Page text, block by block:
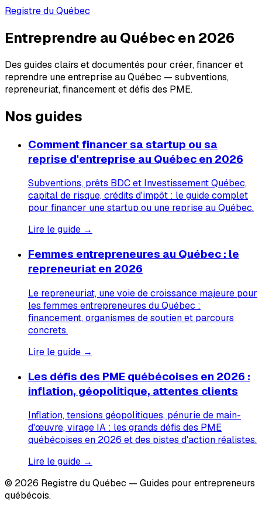
Registre du Québec
Entreprendre au Québec en 2026
Des guides clairs et documentés pour créer, financer et
reprendre une entreprise au Québec — subventions,
repreneuriat, financement et défis des PME.
Nos guides
Comment financer sa startup ou sa
reprise d'entreprise au Québec en 2026
Subventions, prêts BDC et Investissement Québec,
capital de risque, crédits d'impôt : le guide complet
pour financer une startup ou une reprise au Québec.
Lire le guide →
Femmes entrepreneures au Québec : le
repreneuriat en 2026
Le repreneuriat, une voie de croissance majeure pour
les femmes entrepreneures du Québec :
financement, organismes de soutien et parcours
concrets.
Lire le guide →
Les défis des PME québécoises en 2026 :
inflation, géopolitique, attentes clients
Inflation, tensions géopolitiques, pénurie de main-
d'œuvre, virage IA : les grands défis des PME
québécoises en 2026 et des pistes d'action réalistes.
Lire le guide →
© 2026 Registre du Québec — Guides pour entrepreneurs
québécois.